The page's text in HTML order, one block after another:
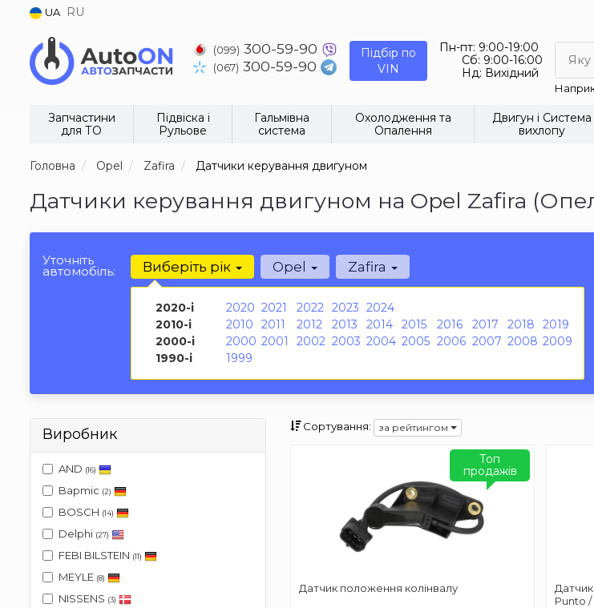
UA RU
(099) 300-59-90
(067) 300-59-90
Підбір по
VIN
Пн-пт: 9:00-19:00
Сб: 9:00-16:00
Нд: Вихідний
Яку
Запчастини
для ТО
Підвіска і
Рульове
Гальмівна
система
Охолодження та
Опалення
Двигун і Система
вихлопу
Головна Opel Zafira Датчики керування двигуном
Датчики керування двигуном на Opel Zafira
Уточніть
автомобіль: Виберіть рік
2020-і 2020 2021 2022 2023 2024
2010-і
2010 2011 2012 2013 2014 2015 2016 2017 2018
2019
2000-і
2000 2001 2002 2003 2004 2005 2006 2007 2008 2009
1990-і
1999
Opel Zafira
Виробник
AND (16)
Bapmic (2)
BOSCH (14)
Delphi (27)
FEBI BILSTEIN (11)
MEYLE (8)
NISSENS (3)
Сортування: за рейтингом
Датчик положення колінвалу
Топ
продажів
Punto